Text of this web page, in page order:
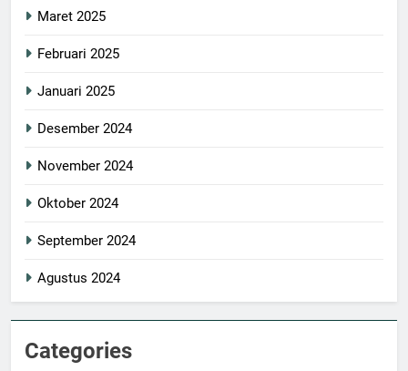
Maret 2025
Februari 2025
Januari 2025
Desember 2024
November 2024
Oktober 2024
September 2024
Agustus 2024
Categories